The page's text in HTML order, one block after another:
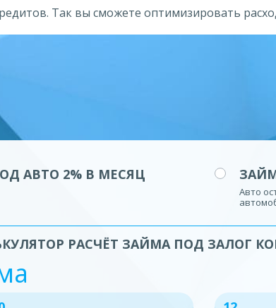
Так вы сможете оптимизировать
АВТО 2% В МЕСЯЦ
Авто
РАСЧЁТ ЗАЙМА ПОД ЗАЛОГ